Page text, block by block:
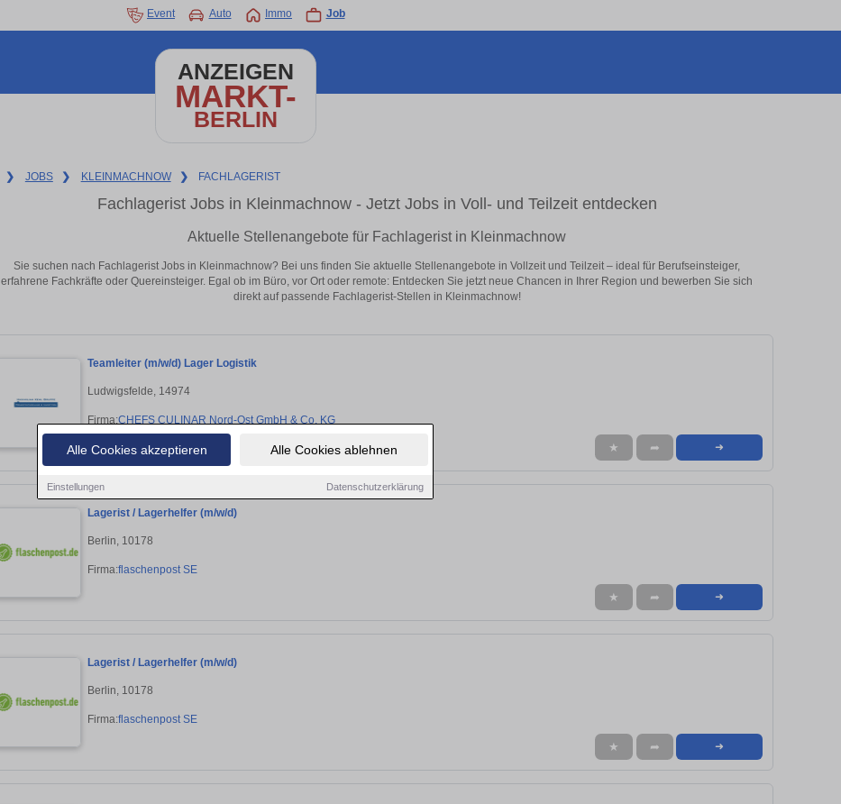
Alle Cookies akzeptieren Alle Cookies ablehnen
Einstellungen Datenschutzerklärung
Event Auto Immo Job
ANZEIGEN
MARKT-
BERLIN
❯ JOBS ❯ KLEINMACHNOW ❯ FACHLAGERIST
Fachlagerist Jobs in Kleinmachnow - Jetzt Jobs in Voll- und Teilzeit entdecken
Aktuelle Stellenangebote für Fachlagerist in Kleinmachnow
Sie suchen nach Fachlagerist Jobs in Kleinmachnow? Bei uns finden Sie aktuelle Stellenangebote in Vollzeit und Teilzeit – ideal für Berufseinsteiger,
erfahrene Fachkräfte oder Quereinsteiger. Egal ob im Büro, vor Ort oder remote: Entdecken Sie jetzt neue Chancen in Ihrer Region und bewerben Sie sich
direkt auf passende Fachlagerist-Stellen in Kleinmachnow!
Teamleiter (m/w/d) Lager Logistik
Ludwigsfelde, 14974
Firma:CHEFS CULINAR Nord-Ost GmbH & Co. KG
★ ➦ ➜
Lagerist / Lagerhelfer (m/w/d)
Berlin, 10178
Firma:flaschenpost SE
★ ➦ ➜
Lagerist / Lagerhelfer (m/w/d)
Berlin, 10178
Firma:flaschenpost SE
★ ➦ ➜